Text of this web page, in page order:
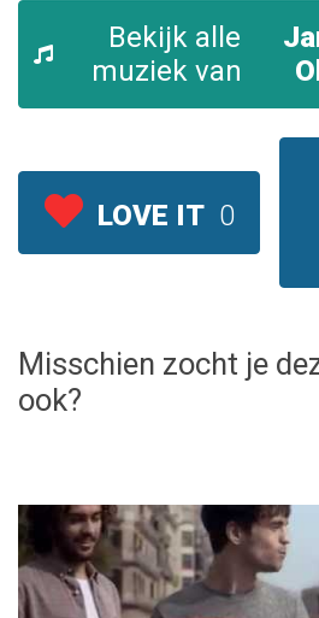
Bekijk alle
muziek van
LOVE IT 0
Misschien zocht je
ook?